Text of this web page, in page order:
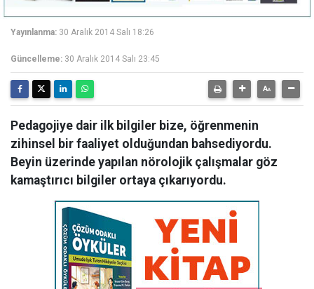
Yayınlanma: 30 Aralık 2014 Salı 18:26
Güncelleme: 30 Aralık 2014 Salı 23:45
Pedagojiye dair ilk bilgiler bize, öğrenmenin
zihinsel bir faaliyet olduğundan bahsediyordu.
Beyin üzerinde yapılan nörolojik çalışmalar göz
kamaştırıcı bilgiler ortaya çıkarıyordu.